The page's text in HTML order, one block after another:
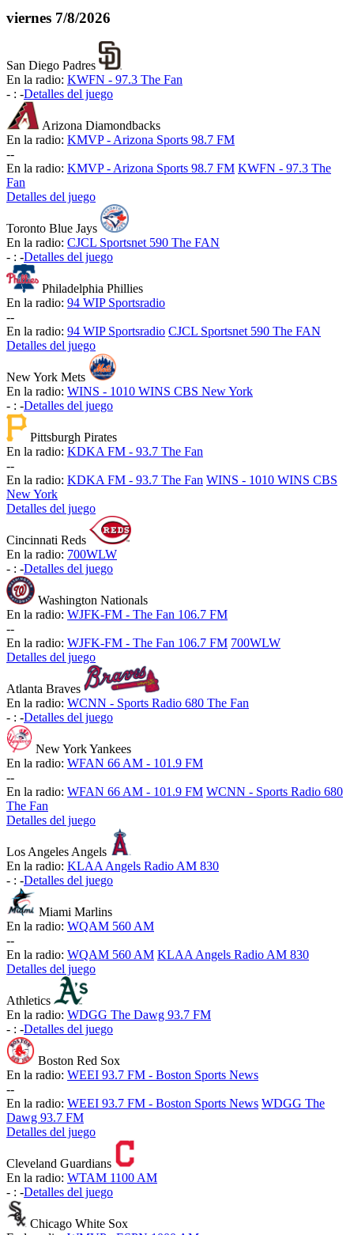
viernes 7/8/2026
San Diego Padres
En la radio: KWFN - 97.3 The Fan
- : -Detalles del juego
Arizona Diamondbacks
En la radio: KMVP - Arizona Sports 98.7 FM
--
En la radio: KMVP - Arizona Sports 98.7 FM KWFN - 97.3 The
Fan
Detalles del juego
Toronto Blue Jays
En la radio: CJCL Sportsnet 590 The FAN
- : -Detalles del juego
Philadelphia Phillies
En la radio: 94 WIP Sportsradio
--
En la radio: 94 WIP Sportsradio CJCL Sportsnet 590 The FAN
Detalles del juego
New York Mets
En la radio: WINS - 1010 WINS CBS New York
- : -Detalles del juego
Pittsburgh Pirates
En la radio: KDKA FM - 93.7 The Fan
--
En la radio: KDKA FM - 93.7 The Fan WINS - 1010 WINS CBS
New York
Detalles del juego
Cincinnati Reds
En la radio: 700WLW
- : -Detalles del juego
Washington Nationals
En la radio: WJFK-FM - The Fan 106.7 FM
--
En la radio: WJFK-FM - The Fan 106.7 FM 700WLW
Detalles del juego
Atlanta Braves
En la radio: WCNN - Sports Radio 680 The Fan
- : -Detalles del juego
New York Yankees
En la radio: WFAN 66 AM - 101.9 FM
--
En la radio: WFAN 66 AM - 101.9 FM WCNN - Sports Radio 680
The Fan
Detalles del juego
Los Angeles Angels
En la radio: KLAA Angels Radio AM 830
- : -Detalles del juego
Miami Marlins
En la radio: WQAM 560 AM
--
En la radio: WQAM 560 AM KLAA Angels Radio AM 830
Detalles del juego
Athletics
En la radio: WDGG The Dawg 93.7 FM
- : -Detalles del juego
Boston Red Sox
En la radio: WEEI 93.7 FM - Boston Sports News
--
En la radio: WEEI 93.7 FM - Boston Sports News WDGG The
Dawg 93.7 FM
Detalles del juego
Cleveland Guardians
En la radio: WTAM 1100 AM
- : -Detalles del juego
Chicago White Sox